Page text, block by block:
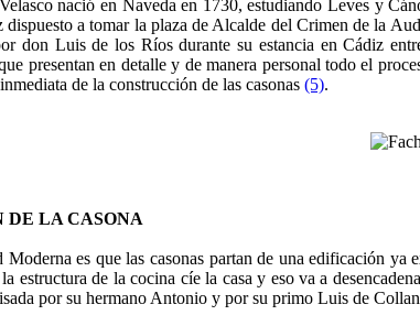
nació en Naveda en 1730, estudiando Leves y
dispuesto a tomar la plaza de Alcalde del Crimen de la
don Luis de los Ríos durante su estancia en Cádiz
presentan en detalle y de manera personal todo el
de la construcción de las casonas (5).
DE LA CASONA
es que las casonas partan de una edificación ya
estructura de la cocina cíe la casa y eso va a
por su hermano Antonio y por su primo Luis de